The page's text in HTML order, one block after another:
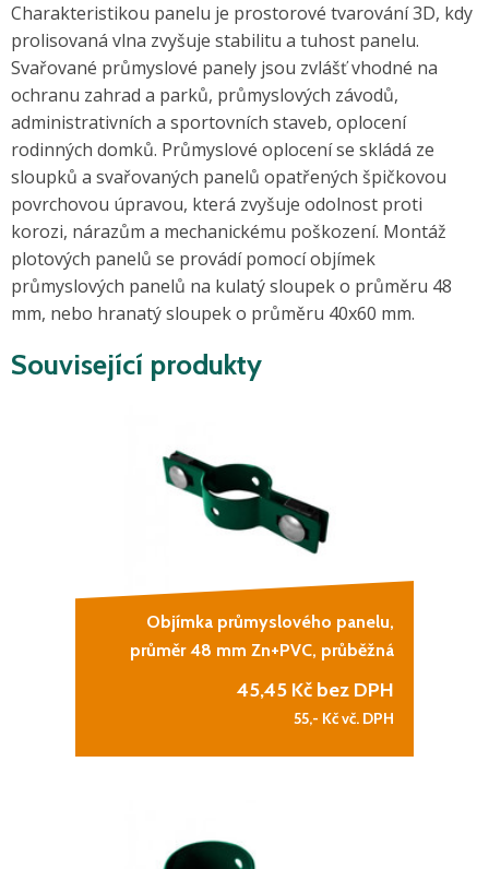
Charakteristikou panelu je prostorové tvarování 3D, kdy
prolisovaná vlna zvyšuje stabilitu a tuhost panelu.
Svařované průmyslové panely jsou zvlášť vhodné na
ochranu zahrad a parků, průmyslových závodů,
administrativních a sportovních staveb, oplocení
rodinných domků. Průmyslové oplocení se skládá ze
sloupků a svařovaných panelů opatřených špičkovou
povrchovou úpravou, která zvyšuje odolnost proti
korozi, nárazům a mechanickému poškození. Montáž
plotových panelů se provádí pomocí objímek
průmyslových panelů na kulatý sloupek o průměru 48
mm, nebo hranatý sloupek o průměru 40x60 mm.
Související produkty
Objímka průmyslového panelu,
průměr 48 mm Zn+PVC, průběžná
45,45 Kč bez DPH
55,- Kč vč. DPH